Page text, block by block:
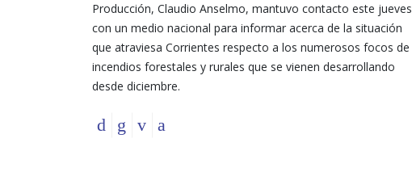
Producción, Claudio Anselmo, mantuvo contacto este jueves
con un medio nacional para informar acerca de la situación
que atraviesa Corrientes respecto a los numerosos focos de
incendios forestales y rurales que se vienen desarrollando
desde diciembre.